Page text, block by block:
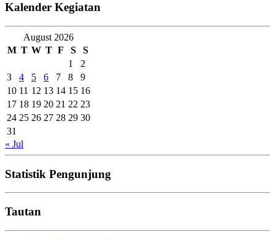
Kalender Kegiatan
August 2026
M T W T F S
S
1
2
3
4 5 6 7 8
9
10 11 12 13 14 15 16
17 18 19 20 21 22 23
24 25 26 27 28 29 30
31
« Jul
Statistik Pengunjung
Tautan